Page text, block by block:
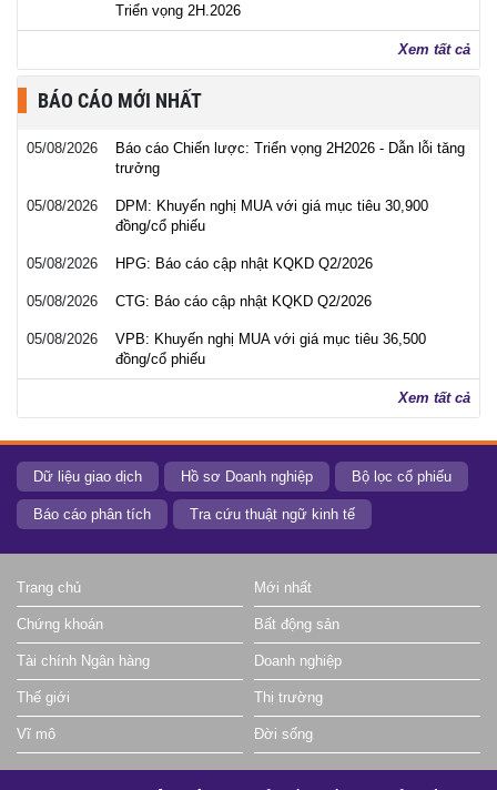
Triển vọng 2H.2026
Xem tất cả
BÁO CÁO MỚI NHẤT
05/08/2026
Báo cáo Chiến lược: Triển vọng 2H2026 - Dẫn lỗi tăng
trưởng
05/08/2026
DPM: Khuyến nghị MUA với giá mục tiêu 30,900
đồng/cổ phiếu
05/08/2026 HPG: Báo cáo cập nhật KQKD Q2/2026
05/08/2026 CTG: Báo cáo cập nhật KQKD Q2/2026
05/08/2026
VPB: Khuyến nghị MUA với giá mục tiêu 36,500
đồng/cổ phiếu
Xem tất cả
Dữ liệu giao dịch Hồ sơ Doanh nghiệp Bộ lọc cổ phiếu
Báo cáo phân tích Tra cứu thuật ngữ kinh tế
Trang chủ Mới nhất
Chứng khoán Bất động sản
Tài chính Ngân hàng Doanh nghiệp
Thế giới Thị trường
Vĩ mô Đời sống